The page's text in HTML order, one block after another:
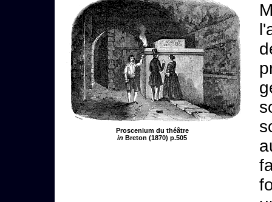
Proscenium du théâtre
in Breton (1870) p.505